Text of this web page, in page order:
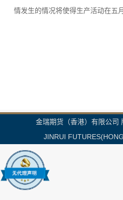
情发生的情况将使得生产活动在五
金瑞期货（香港）有限公司
JINRUI